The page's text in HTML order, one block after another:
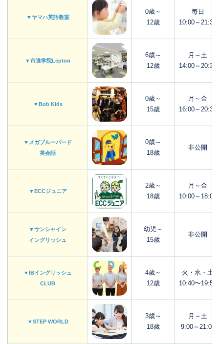
▼ヤマハ英語教室
0歳～
12歳
毎日
10:00～21:30
▼市進学院Lepton
6歳～
12歳
月～土
14:00～20:30
▼Bob Kids
0歳～
15歳
月～金
16:00～20:30
▼メガブルーバード
英会話
0歳～
18歳
非公開
▼ECCジュニア
2歳～
18歳
月～金
10:00～18:00
▼サンシャイン
イングリッシュ
幼児～
15歳
非公開
▼IBイングリッシュ
CLUB
4歳～
12歳
火・水・土
10:40〜19:50
▼STEP WORLD
3歳～
18歳
月～土
9:00～21:00